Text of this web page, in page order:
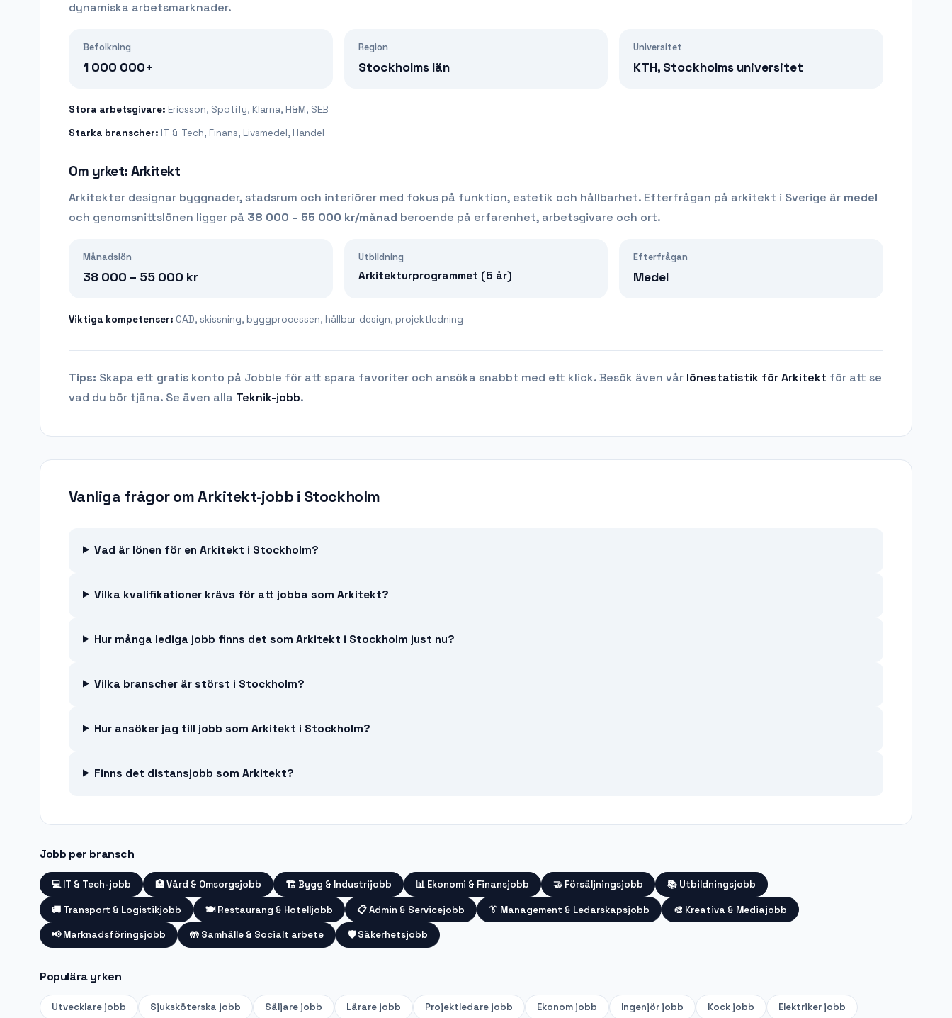
dynamiska arbetsmarknader.
Befolkning
1 000 000+
Region
Stockholms län
Universitet
KTH, Stockholms universitet
Stora arbetsgivare: Ericsson, Spotify, Klarna, H&M, SEB
Starka branscher: IT & Tech, Finans, Livsmedel, Handel
Om yrket:Arkitekt
Arkitekter designar byggnader, stadsrum och interiörer med fokus på funktion, estetik och hållbarhet. Efterfrågan på arkitekt i Sverige är medel
och genomsnittslönen ligger på 38 000 – 55 000 kr/månad beroende på erfarenhet, arbetsgivare och ort.
Månadslön
38 000 – 55 000 kr
Utbildning
Arkitekturprogrammet (5 år)
Efterfrågan
Medel
Viktiga kompetenser: CAD, skissning, byggprocessen, hållbar design, projektledning
Tips: Skapa ett gratis konto på Jobble för att spara favoriter och ansöka snabbt med ett klick. Besök även vår lönestatistik förArkitekt för att se
vad du bör tjäna. Se även alla Teknik-jobb.
Vanliga frågor omArkitekt-jobb i Stockholm
Vad är lönen för en Arkitekt i Stockholm?
Vilka kvalifikationer krävs för att jobba som Arkitekt?
Hur många lediga jobb finns det som Arkitekt i Stockholm just nu?
Vilka branscher är störst i Stockholm?
Hur ansöker jag till jobb som Arkitekt i Stockholm?
Finns det distansjobb som Arkitekt?
Jobb per bransch
💻 IT & Tech-jobb 🏥Vård & Omsorgsjobb 🏗️ Bygg & Industrijobb 📊 Ekonomi & Finansjobb 🤝 Försäljningsjobb 📚 Utbildningsjobb
🚚 Transport & Logistikjobb 🍽️ Restaurang & Hotelljobb 📋Admin & Servicejobb 👔 Management & Ledarskapsjobb 🎨 Kreativa & Mediajobb
📢 Marknadsföringsjobb 🤲 Samhälle & Socialt arbete 🛡️ Säkerhetsjobb
Populära yrken
Utvecklare jobb Sjuksköterska jobb Säljare jobb Lärare jobb Projektledare jobb Ekonom jobb Ingenjör jobb Kock jobb Elektriker jobb